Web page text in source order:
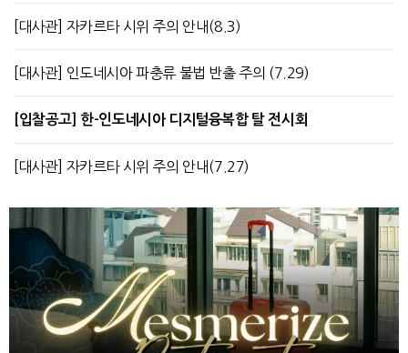
[대사관] 자카르타 시위 주의 안내(8.3)
[대사관] 인도네시아 파충류 불법 반출 주의 (7.29)
[입찰공고] 한-인도네시아 디지털융복합 탈 전시회
[대사관] 자카르타 시위 주의 안내(7.27)